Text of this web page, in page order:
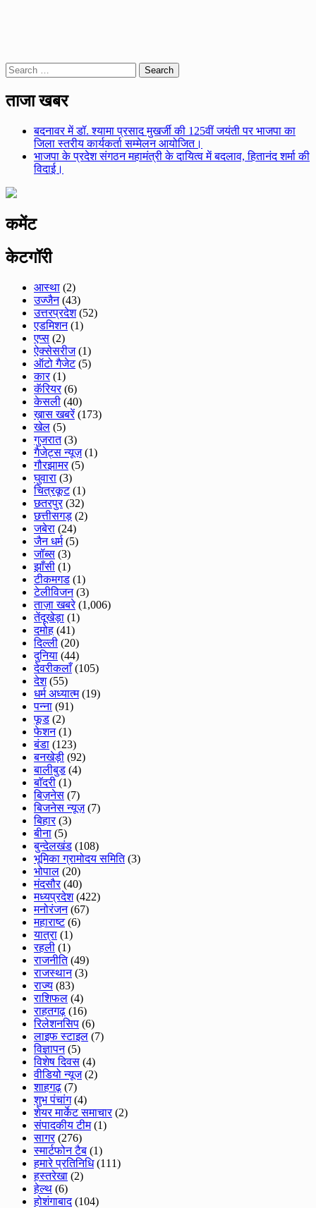
Search
for:
ताजा खबर
बदनावर में डॉ. श्यामा प्रसाद मुखर्जी की 125वीं जयंती पर भाजपा का
जिला स्तरीय कार्यकर्ता सम्मेलन आयोजित।
भाजपा के प्रदेश संगठन महामंत्री के दायित्व में बदलाव, हितानंद शर्मा की
विदाई।
कमेंट
केटगॉरी
आस्था (2)
उज्जैन(43)
उत्तरप्रदेश(52)
एडमिशन(1)
एप्स (2)
ऐक्सेसरीज(1)
ऑटो गैजेट(5)
कार(1)
कॅरियर(6)
केसली (40)
ख़ास खबरें(173)
खेल (5)
गुजरात(3)
गैजेट्स न्यूज़(1)
गौरझामर(5)
घुवारा (3)
चित्रकूट(1)
छतरपुर(32)
छत्तीसगड़ (2)
जबेरा (24)
जैन धर्म(5)
जॉब्स (3)
झाँसी (1)
टीकमगड (1)
टेलीविजन(3)
ताज़ा खबरे(1,006)
तेंदूखेड़ा (1)
दमोह (41)
दिल्ली (20)
दुनिया (44)
देवरीकलाँ(105)
देश(55)
धर्म अध्यात्म(19)
पन्ना (91)
फूड (2)
फेशन(1)
बंडा (123)
बनखेड़ी (92)
बालीबुड (4)
बाॅदरी (1)
बिज़नेस (7)
बिजनेस न्यूज़(7)
बिहार(3)
बीना (5)
बुन्देलखंड (108)
भूमिका ग्रामोदय समिति(3)
भोपाल (20)
मंदसौर(40)
मध्यप्रदेश(422)
मनोरंजन(67)
महाराष्ट(6)
यात्रा (1)
रहली (1)
राजनीति(49)
राजस्थान(3)
राज्य (83)
राशिफल (4)
राहतगढ़ (16)
रिलेशनसिप (6)
लाइफ स्टाइल (7)
विज्ञापन(5)
विशेष दिवस (4)
वीडियो न्यूज(2)
शाहगढ़ (7)
शुभ पंचांग(4)
शेयर मार्केट समाचार(2)
संपादकीय टीम(1)
सागर(276)
स्मार्टफोन टैब (1)
हमारे प्रतिनिधि(111)
हस्तरेखा (2)
हेल्थ (6)
होशंगाबाद(104)